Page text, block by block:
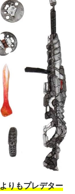
りもプレデター